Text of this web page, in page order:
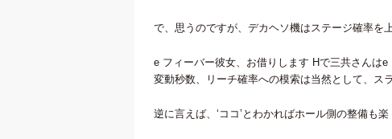
で、思うのですが、デカヘソ機はステージ確率を
e フィーバー彼女、お借りします Hで三共さんは
変動秒数、リーチ確率への模索は当然として、ス
逆に言えば、‘ココ’とわかればホール側の整備も楽